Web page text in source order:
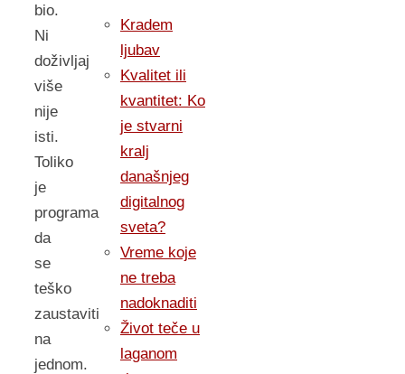
bio.
Ni
doživljaj
više
nije
isti.
Toliko
je
programa
da
se
teško
zaustaviti
na
jednom.
Kradem
ljubav
Kvalitet ili
kvantitet: Ko
je stvarni
kralj
današnjeg
digitalnog
sveta?
Vreme koje
ne treba
nadoknaditi
Život teče u
laganom